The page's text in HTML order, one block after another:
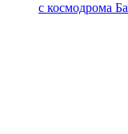
с космодрома